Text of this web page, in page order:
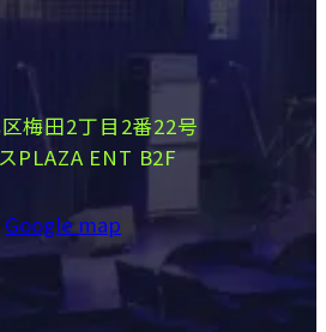
梅田2丁目2番22号
PLAZA ENT B2F
Google map